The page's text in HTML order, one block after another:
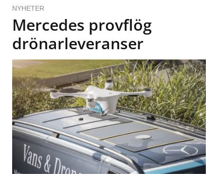
NYHETER
Mercedes provflög
drönarleveranser